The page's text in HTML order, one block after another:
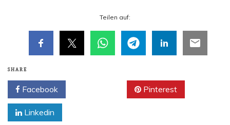
Tei­len auf:
SHARE
Facebook Pinterest
Linkedin